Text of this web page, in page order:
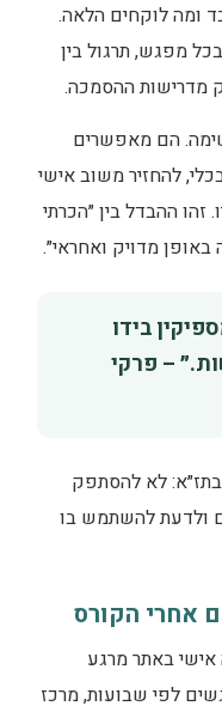
ומה לוקחים הלאה.
מפגש, תרגול בין
מדרישות ההסמכה.
הם מאפשרים
להחזיר משוב אישי
זהו ההבדל בין ״הכרתי
באופן מדויק ואחראי״.
בידו
– פרקי
לא להסתפק
ולדעת להשתמש בו
אחרי הקורס
באתר מרגע
לפי שבועות, מרכז